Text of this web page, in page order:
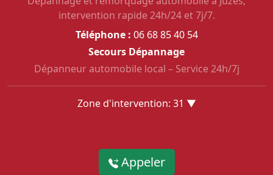
intervention rapide 24h/24 et 7j/7.
Téléphone : 06 68 85 40 54
Secours Dépannage
Dépanneur automobile local – Service 24h/7j
Zone d'intervention: 31 ▼
Appeler